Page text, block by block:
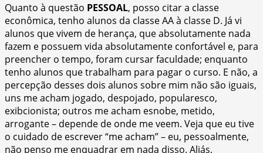
Quanto à questão PESSOAL, posso citar a classe
econômica, tenho alunos da classe AA à classe D. Já vi
alunos que vivem de herança, que absolutamente nada
fazem e possuem vida absolutamente confortável e, para
preencher o tempo, foram cursar faculdade; enquanto
tenho alunos que trabalham para pagar o curso. E não, a
percepção desses dois alunos sobre mim não são iguais,
uns me acham jogado, despojado, popularesco,
exibcionista; outros me acham esnobe, metido,
arrogante – depende de onde me veem. Veja que eu tive
o cuidado de escrever “me acham” – eu, pessoalmente,
não penso me enquadrar em nada disso. Aliás,